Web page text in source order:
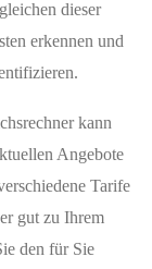
dieser
erkennen und
kann
Angebote
Tarife
gut zu Ihrem
den für Sie